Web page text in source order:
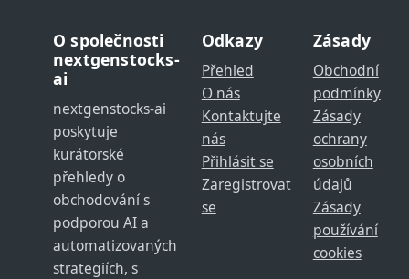
O společnosti
nextgenstocks-
ai
nextgenstocks-ai
poskytuje
kurátorské
přehledy o
obchodování s
podporou AI a
automatizovaných
strategiích, s
Odkazy
Přehled
O nás
Kontaktujte
nás
Přihlásit se
Zaregistrovat
se
Zásady
Obchodní
podmínky
Zásady
ochrany
osobních
údajů
Zásady
používání
cookies